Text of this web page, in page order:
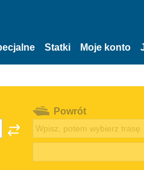
Statki Moje konto
Powrót